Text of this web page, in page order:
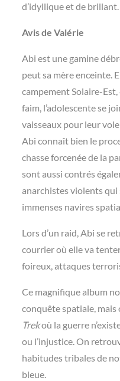
d’idyllique et de
Avis de Valérie
Abi est une gamine
peut sa mère enceinte.
campement Solaire-
faim, l’adolescente se
vaisseaux pour leur
Abi connaît bien le
chasse forcenée de la
sont aussi contrés
anarchistes violents qui
immenses navires
Lors d’un raid, Abi se
courrier où elle va
foireux, attaques
Ce magnifique album
conquête spatiale, mais
Trekoù la guerre
ou l’injustice. On
habitudes tribales de
bleue.